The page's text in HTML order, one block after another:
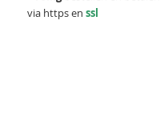
via https en ssl